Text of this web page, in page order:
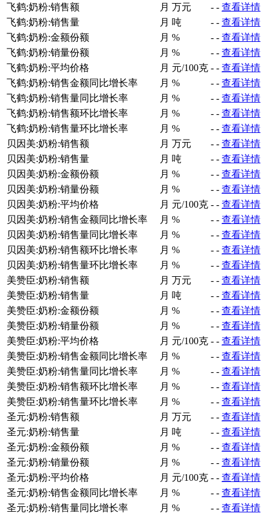
飞鹤:奶粉:销售额 月 万元 - - 查看详情
飞鹤:奶粉:销售量
月 吨 - - 查看详情
飞鹤:奶粉:金额份额
月 % - - 查看详情
飞鹤:奶粉:销量份额
月 % - - 查看详情
飞鹤:奶粉:平均价格
月 元/100克 - - 查看详情
飞鹤:奶粉:销售金额同比增长率
月 % - - 查看详情
飞鹤:奶粉:销售量同比增长率
月 % - - 查看详情
飞鹤:奶粉:销售额环比增长率
月 % - - 查看详情
飞鹤:奶粉:销售量环比增长率
月 % - - 查看详情
贝因美:奶粉:销售额
月 万元 - - 查看详情
贝因美:奶粉:销售量
月 吨 - - 查看详情
贝因美:奶粉:金额份额
月 % - - 查看详情
贝因美:奶粉:销量份额
月 % - - 查看详情
贝因美:奶粉:平均价格
月 元/100克 - - 查看详情
贝因美:奶粉:销售金额同比增长率
月 % - - 查看详情
贝因美:奶粉:销售量同比增长率
月 % - - 查看详情
贝因美:奶粉:销售额环比增长率
月 % - - 查看详情
贝因美:奶粉:销售量环比增长率
月 % - - 查看详情
美赞臣:奶粉:销售额
月 万元 - - 查看详情
美赞臣:奶粉:销售量
月 吨 - - 查看详情
美赞臣:奶粉:金额份额
月 % - - 查看详情
美赞臣:奶粉:销量份额
月 % - - 查看详情
美赞臣:奶粉:平均价格
月 元/100克 - - 查看详情
美赞臣:奶粉:销售金额同比增长率
月 % - - 查看详情
美赞臣:奶粉:销售量同比增长率
月 % - - 查看详情
美赞臣:奶粉:销售额环比增长率
月 % - - 查看详情
美赞臣:奶粉:销售量环比增长率
月 % - - 查看详情
圣元:奶粉:销售额
月 万元 - - 查看详情
圣元:奶粉:销售量
月 吨 - - 查看详情
圣元:奶粉:金额份额
月 % - - 查看详情
圣元:奶粉:销量份额
月 % - - 查看详情
圣元:奶粉:平均价格
月 元/100克 - - 查看详情
圣元:奶粉:销售金额同比增长率
月 % - - 查看详情
圣元:奶粉:销售量同比增长率
月 % - - 查看详情